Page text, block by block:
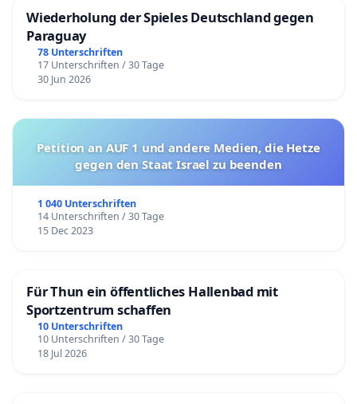
Wiederholung der Spieles Deutschland gegen
Paraguay
78 Unterschriften
17 Unterschriften / 30 Tage
30 Jun 2026
Petition an AUF 1 und andere Medien, die Hetze
gegen den Staat Israel zu beenden
1 040 Unterschriften
14 Unterschriften / 30 Tage
15 Dec 2023
Für Thun ein öffentliches Hallenbad mit
Sportzentrum schaffen
10 Unterschriften
10 Unterschriften / 30 Tage
18 Jul 2026